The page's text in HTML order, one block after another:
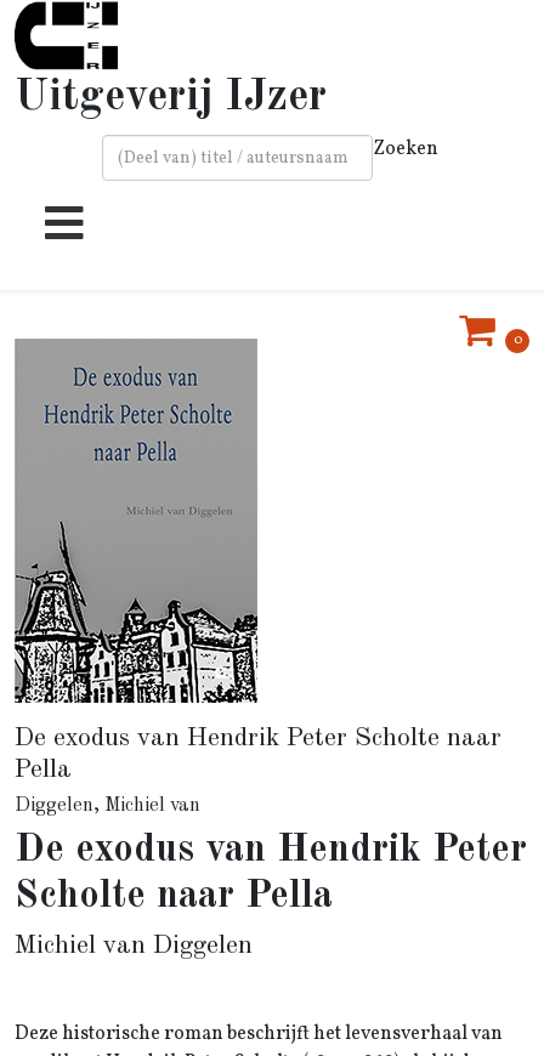
Uitgeverij IJzer
Zoeken
0
De exodus van Hendrik Peter Scholte naar
Pella
Diggelen, Michiel van
De exodus van Hendrik Peter
Scholte naar Pella
Michiel van Diggelen
Deze historische roman beschrijft het levensverhaal van